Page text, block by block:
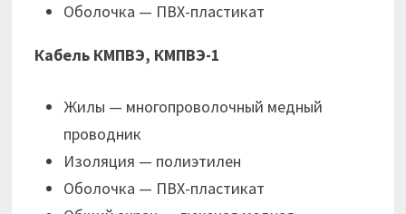
Оболочка — ПВХ-пластикат
Кабель КМПВЭ, КМПВЭ-1
Жилы — многопроволочный медный
проводник
Изоляция — полиэтилен
Оболочка — ПВХ-пластикат